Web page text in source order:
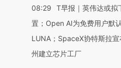
08:29
T早报｜英伟达或拟
置；Open AI为免费用户默
LUNA；SpaceX协特斯拉
州建立芯片工厂